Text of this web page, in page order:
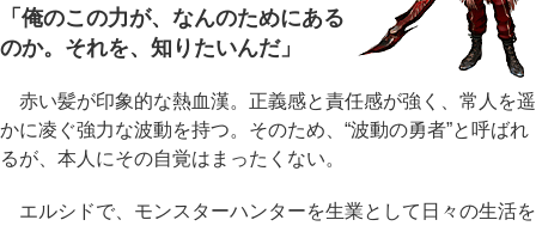
「俺のこの力が、なんのためにある
のか。それを、知りたいんだ」
赤い髪が印象的な熱血漢。正義感と責任感が強く、常人を遥
かに凌ぐ強力な波動を持つ。そのため、“波動の勇者”と呼ばれ
るが、本人にその自覚はまったくない。
エルシドで、モンスターハンターを生業として日々の生活を